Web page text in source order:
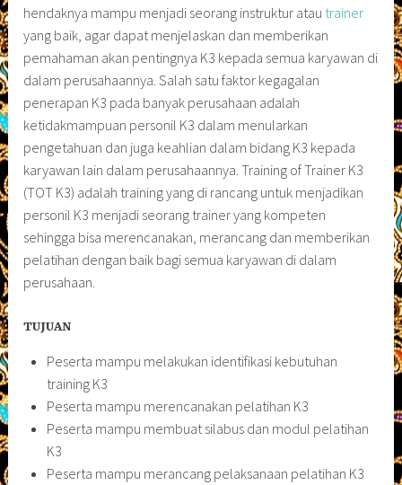
hendaknya mampu menjadi seorang instruktur atau trainer
yang baik, agar dapat menjelaskan dan memberikan
pemahaman akan pentingnya K3 kepada semua karyawan di
dalam perusahaannya. Salah satu faktor kegagalan
penerapan K3 pada banyak perusahaan adalah
ketidakmampuan personil K3 dalam menularkan
pengetahuan dan juga keahlian dalam bidang K3 kepada
karyawan lain dalam perusahaannya. Training of Trainer K3
(TOT K3) adalah training yang di rancang untuk menjadikan
personil K3 menjadi seorang trainer yang kompeten
sehingga bisa merencanakan, merancang dan memberikan
pelatihan dengan baik bagi semua karyawan di dalam
perusahaan.
TUJUAN
Peserta mampu melakukan identifikasi kebutuhan
training K3
Peserta mampu merencanakan pelatihan K3
Peserta mampu membuat silabus dan modul pelatihan
K3
Peserta mampu merancang pelaksanaan pelatihan K3